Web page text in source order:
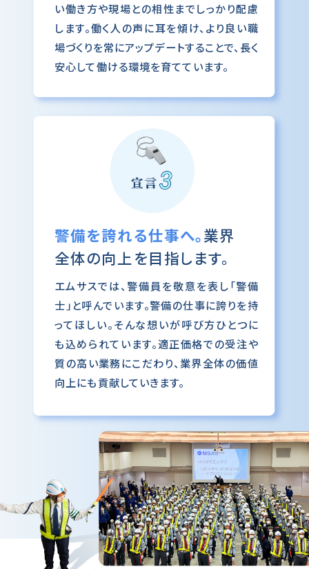
い働き方や現場との相性までしっかり配慮
します。働く人の声に耳を傾け、より良い職
場づくりを常にアップデートすることで、長く
安心して働ける環境を育てています。
警備を誇れる仕事へ。業界
全体の向上を目指します。
エムサスでは、警備員を敬意を表し「警備
士」と呼んでいます。警備の仕事に誇りを持
ってほしい。そんな想いが呼び方ひとつに
も込められています。適正価格での受注や
質の高い業務にこだわり、業界全体の価値
向上にも貢献していきます。